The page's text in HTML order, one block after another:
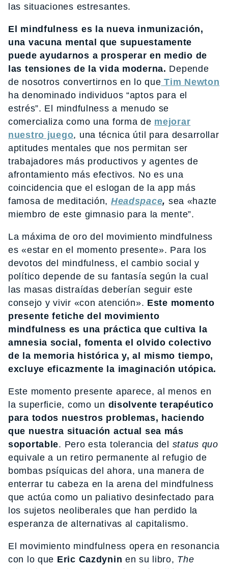
las situaciones estresantes.
El mindfulness es la nueva inmunización,
una vacuna mental que supuestamente
puede ayudarnos a prosperar en medio de
las tensiones de la vida moderna. Depende
de nosotros convertirnos en lo que Tim Newton
ha denominado individuos “aptos para el
estrés”. El mindfulness a menudo se
comercializa como una forma de mejorar
nuestro juego, una técnica útil para desarrollar
aptitudes mentales que nos permitan ser
trabajadores más productivos y agentes de
afrontamiento más efectivos. No es una
coincidencia que el eslogan de la app más
famosa de meditación, Headspace, sea «hazte
miembro de este gimnasio para la mente”.
La máxima de oro del movimiento mindfulness
es «estar en el momento presente». Para los
devotos del mindfulness, el cambio social y
político depende de su fantasía según la cual
las masas distraídas deberían seguir este
consejo y vivir «con atención». Este momento
presente fetiche del movimiento
mindfulness es una práctica que cultiva la
amnesia social, fomenta el olvido colectivo
de la memoria histórica y, al mismo tiempo,
excluye eficazmente la imaginación utópica.
Este momento presente aparece, al menos en
la superficie, como un disolvente terapéutico
para todos nuestros problemas, haciendo
que nuestra situación actual sea más
soportable. Pero esta tolerancia del status quo
equivale a un retiro permanente al refugio de
bombas psíquicas del ahora, una manera de
enterrar tu cabeza en la arena del mindfulness
que actúa como un paliativo desinfectado para
los sujetos neoliberales que han perdido la
esperanza de alternativas al capitalismo.
El movimiento mindfulness opera en resonancia
con lo que Eric Cazdynin en su libro, The